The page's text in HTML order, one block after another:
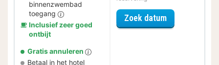
binnenzwembad
toegang
Inclusief zeer goed
ontbijt
Gratis annuleren
Betaal in het hotel
Zoek datumvoor Relax